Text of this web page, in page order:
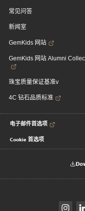
常见问答
新闻室
GemKids 网站
GemKids 网站 Alumni
珠宝质量保证基准v
4C 钻石品质标准
电子邮件首选项
Cookie 首选项